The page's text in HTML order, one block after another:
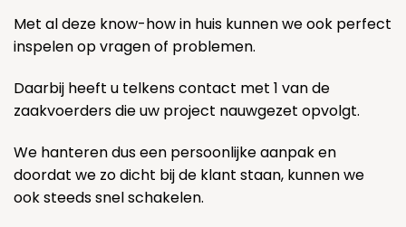
Met al deze know-how in huis kunnen we ook perfect
inspelen op vragen of problemen.
Daarbij heeft u telkens contact met 1 van de
zaakvoerders die uw project nauwgezet opvolgt.
We hanteren dus een persoonlijke aanpak en
doordat we zo dicht bij de klant staan, kunnen we
ook steeds snel schakelen.